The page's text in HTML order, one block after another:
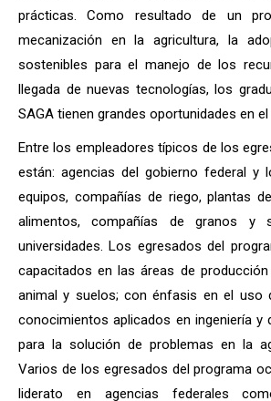
prácticas. Como resultado de un
mecanización en la agricultura, la
sostenibles para el manejo de los
llegada de nuevas tecnologías, los
SAGA tienen grandes oportunidades en
Entre los empleadores típicos de los
están: agencias del gobierno federal y
equipos, compañías de riego, plantas
alimentos, compañías de granos y
universidades. Los egresados del
capacitados en las áreas de
animal y suelos; con énfasis en el uso
conocimientos aplicados en ingeniería y
para la solución de problemas en la
Varios de los egresados del programa
liderato en agencias federales